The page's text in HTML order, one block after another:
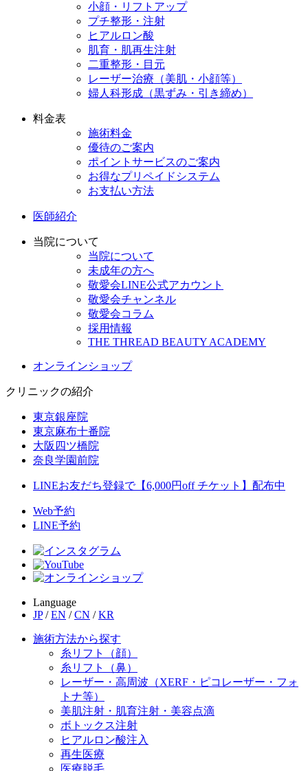
小顔・リフトアップ
プチ整形・注射
ヒアルロン酸
肌育・肌再生注射
二重整形・目元
レーザー治療（美肌・小顔等）
婦人科形成（黒ずみ・引き締め）
料金表
施術料金
優待のご案内
ポイントサービスのご案内
お得なプリペイドシステム
お支払い方法
医師紹介
当院について
当院について
未成年の方へ
敬愛会LINE公式アカウント
敬愛会チャンネル
敬愛会コラム
採用情報
THE THREAD BEAUTY ACADEMY
オンラインショップ
クリニックの紹介
東京銀座院
東京麻布十番院
大阪四ツ橋院
奈良学園前院
LINEお友だち登録で【6,000円off チケット】配布中
Web予約
LINE予約
Language
JP / EN / CN / KR
施術方法から探す
糸リフト（顔）
糸リフト（鼻）
レーザー・高周波（XERF・ピコレーザー・フォ
トナ等）
美肌注射・肌育注射・美容点滴
ボトックス注射
ヒアルロン酸注入
再生医療
医療脱毛